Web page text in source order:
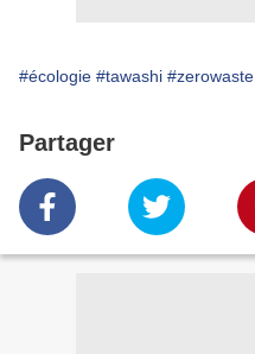
#écologie #tawashi #zerowaste
Partager